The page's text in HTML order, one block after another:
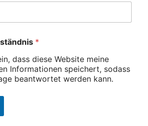
*
dass diese Website meine
Informationen speichert, sodass
beantwortet werden kann.